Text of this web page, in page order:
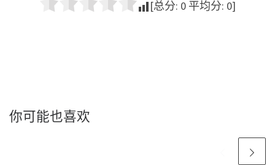
[总分: 0 平均分: 0]
你可能也喜欢